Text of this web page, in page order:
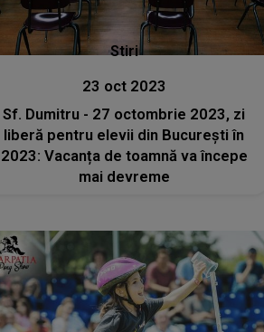
Stiri
23 oct 2023
Sf. Dumitru - 27 octombrie 2023, zi
liberă pentru elevii din București în
2023: Vacanța de toamnă va începe
mai devreme